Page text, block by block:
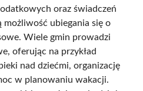
oraz świadczeń
ubiegania się o
Wiele gmin prowadzi
oferując na przykład
nad dziećmi, organizację
w planowaniu wakacji.